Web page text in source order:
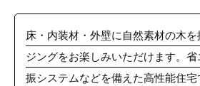
床・内装材・外壁に自然素材の木
ジングをお楽しみいただけます。省
振システムなどを備えた高性能住宅